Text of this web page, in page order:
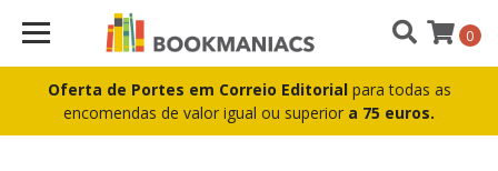
Oferta de Portes em Correio Editorial para todas as
encomendas de valor igual ou superior a 75 euros.
0